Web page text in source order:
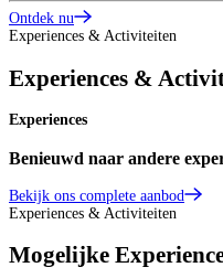
Ontdek nu
Experiences & Activiteiten
Experiences &
Experiences
Benieuwd naar andere
Bekijk ons complete aanbod
Experiences & Activiteiten
Mogelijke